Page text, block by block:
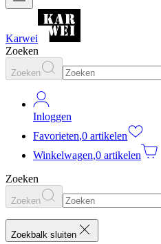
Karwei
Zoeken
Zoeken
Inloggen
Favorieten,0 artikelen
Winkelwagen,0 artikelen
Zoeken
Zoeken
Zoekbalk sluiten